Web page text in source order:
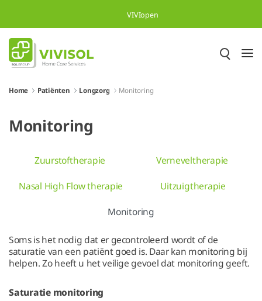
Overslaan en naar hoofdinhoud gaan
VIVIopen
Home Patiënten Longzorg Monitoring
Monitoring
Zuurstoftherapie
Verneveltherapie
Nasal High Flow therapie
Uitzuigtherapie
Monitoring
Soms is het nodig dat er gecontroleerd wordt of de
saturatie van een patiënt goed is. Daar kan monitoring bij
helpen. Zo heeft u het veilige gevoel dat monitoring geeft.
Saturatie monitoring